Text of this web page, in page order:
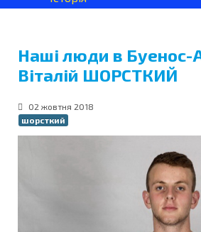
Наші люди в Буенос-
Віталій ШОРСТКИЙ
02 жовтня 2018
шорсткий